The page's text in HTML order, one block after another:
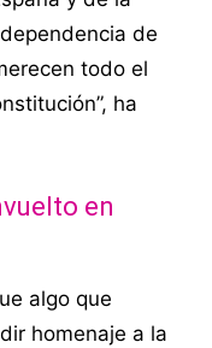
de
todo el
ha
en
algo que
homenaje a la